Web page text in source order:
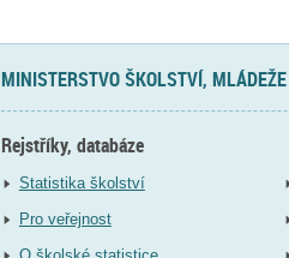
MINISTERSTVO ŠKOLSTVÍ,
Rejstříky, databáze
Statistika školství
Pro veřejnost